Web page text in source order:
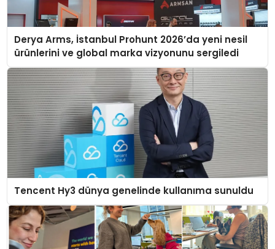
Derya Arms, İstanbul Prohunt 2026’da yeni nesil
ürünlerini ve global marka vizyonunu sergiledi
Tencent Hy3 dünya genelinde kullanıma sunuldu